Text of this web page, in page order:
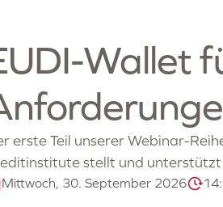
Wallet
erste Teil unserer Webinar-
stellt und
Mittwoch, 30. September 2026